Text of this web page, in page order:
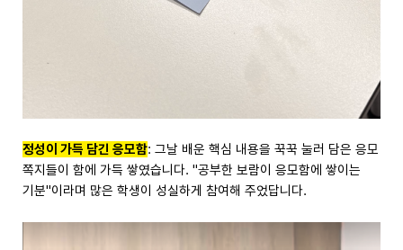
정성이 가득 담긴 응모함: 그날 배운 핵심 내용을 꾹꾹 눌러 담은 응모
쪽지들이 함에 가득 쌓였습니다. "공부한 보람이 응모함에 쌓이는
기분"이라며 많은 학생이 성실하게 참여해 주었답니다.